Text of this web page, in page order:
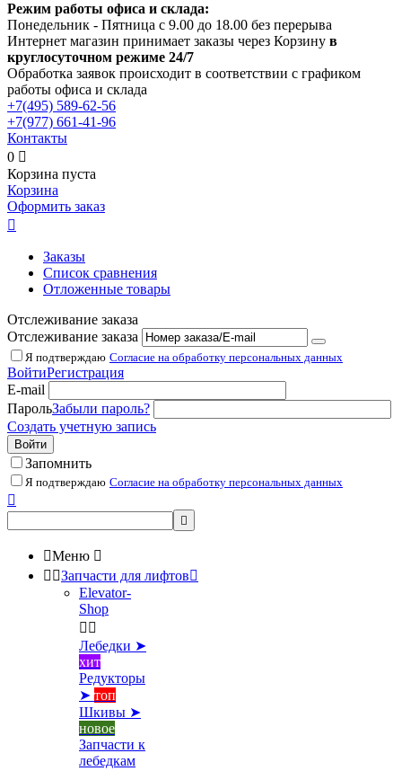
Режим работы офиса и склада:
Понедельник - Пятница с 9.00 до 18.00 без перерыва
Интернет магазин принимает заказы через Корзину в
круглосуточном режиме 24/7
Обработка заявок происходит в соответствии с графиком
работы офиса и склада
+7(495) 589-62-56
+7(977) 661-41-96
Контакты
0 
Корзина пуста
Корзина
Оформить заказ

Заказы
Список сравнения
Отложенные товары
Отслеживание заказа
Отслеживание заказа
Я подтверждаю Согласие на обработку персональных данных
ВойтиРегистрация
E-mail
ПарольЗабыли пароль?
Создать учетную запись
Войти
Запомнить
Я подтверждаю Согласие на обработку персональных данных


Меню 
 Запчасти для лифтов
Elevator-
Shop
 
Лебедки ➤
хит
Редукторы
➤ топ
Шкивы ➤
новое
Запчасти к
лебедкам